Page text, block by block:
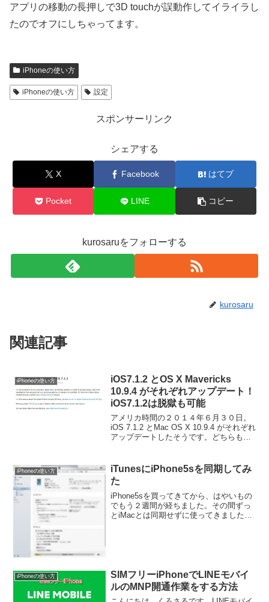
アプリの移動の長押しで3D touchが誤動作してイライラし
たのでオフにしちゃってます。
iPhoneの使い方
iPhoneの使い方 設定
スポンサーリンク
シェアする
X Facebook はてブ
Pocket LINE コピー
kurosaruをフォローする
kurosaru
関連記事
iPhoneの使い方
iOS7.1.2 とOS X Mavericks
10.9.4 がそれぞれアップデート！
iOS7.1.2は脱獄も可能
アメリカ時間の２０１４年６月３０日。
iOS 7.1.2 とMac OS X 10.9.4 がそれぞれ
アップデートしたそうです。どちらもマ
About the secur...
iPhoneの使い方
iTunesにiPhone5sを同期してみ
た
iPhone5sを買ってきてから、はやいもの
でもう２週間が経ちました。その間ずっ
とiMacとは同期せずに使ってきました
iPhoneの使い方
SIMフリーiPhoneでLINEモバイ
ルのMNP開通作業をする方法